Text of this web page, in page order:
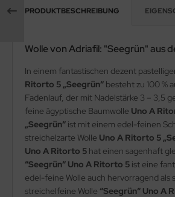
PRODUKTBESCHREIBUNG
Wolle von Adriafil: "Seegrün" aus
In einem fantastischen dezent
Ritorto 5 „Seegrün“ besteht zu 100 %
Fadenlauf, der mit Nadelstärke 3 – 3,5
feine ägyptische Baumwolle Uno A
„Seegrün“ ist mit einem edel-feinen
streichelzarte Wolle Uno A Ritorto 5
Uno A Ritorto 5 hat einen sagenhaft
“Seegrün“ Uno A Ritorto 5 ist eine
edel-feine Wolle auch hervorragend
streichelfeine Wolle “Seegrün“ Uno A